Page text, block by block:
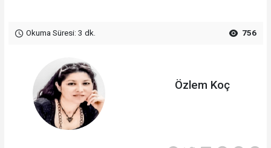
Okuma Süresi: 3 dk. 756
Özlem Koç